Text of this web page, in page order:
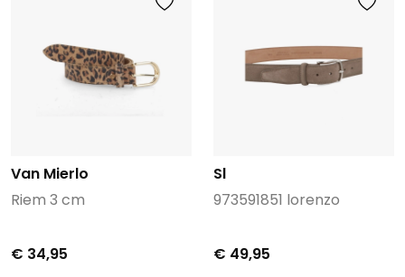
Van Mierlo
Riem 3 cm
€ 34,95
Sl
973591851 lorenzo
€ 49,95